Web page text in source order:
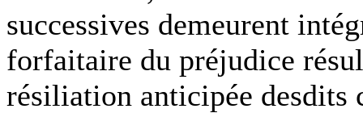
successives demeurent
forfaitaire du préjudice
résiliation anticipée desdits